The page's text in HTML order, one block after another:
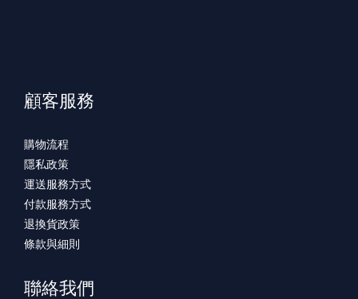
顧客服務
購物流程
隱私政策
運送服務方式
付款服務方式
退換貨政策
條款與細則
聯絡我們